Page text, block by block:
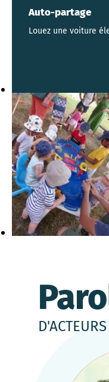
Auto-partage
Louez une voiture
D'ACTEURS